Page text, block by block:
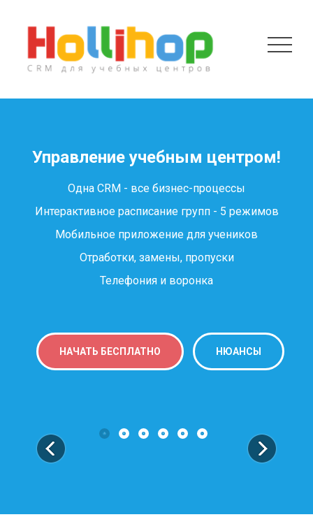
НАЧАТЬ БЕСПЛАТНО НЮАНСЫ
Управление учебным центром!
Одна CRM - все бизнес-процессы
Интерактивное расписание групп - 5 режимов
Мобильное приложение для учеников
Отработки, замены, пропуски
Телефония и воронка